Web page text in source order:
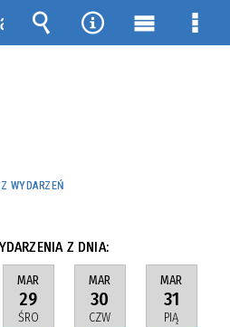
WYDARZEŃ
Z DNIA:
MAR
29
ŚRO
MAR
30
CZW
MAR
31
PIĄ
Wyszukiwarka
Narzędzia
Menu